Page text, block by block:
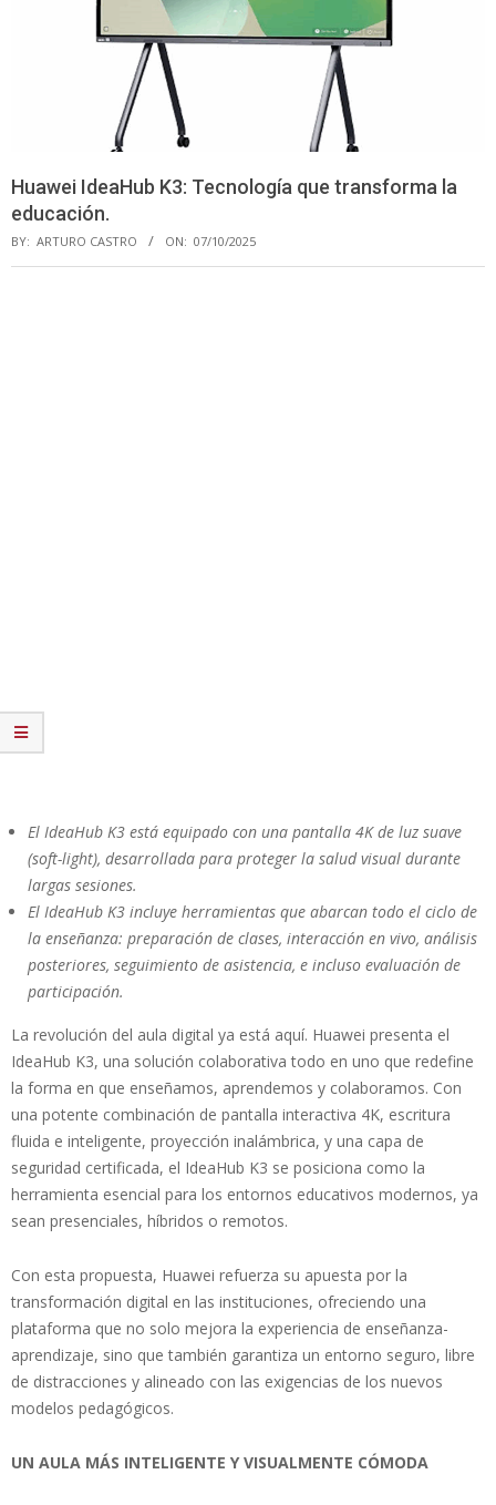
Huawei IdeaHub K3: Tecnología que transforma la
educación.
BY: ARTURO CASTRO ON: 07/10/2025
El IdeaHub K3 está equipado con una pantalla 4K de luz suave
(soft-light), desarrollada para proteger la salud visual durante
largas sesiones.
El IdeaHub K3 incluye herramientas que abarcan todo el ciclo de
la enseñanza: preparación de clases, interacción en vivo, análisis
posteriores, seguimiento de asistencia, e incluso evaluación de
participación.
La revolución del aula digital ya está aquí. Huawei presenta el
IdeaHub K3, una solución colaborativa todo en uno que redefine
la forma en que enseñamos, aprendemos y colaboramos. Con
una potente combinación de pantalla interactiva 4K, escritura
fluida e inteligente, proyección inalámbrica, y una capa de
seguridad certificada, el IdeaHub K3 se posiciona como la
herramienta esencial para los entornos educativos modernos, ya
sean presenciales, híbridos o remotos.
Con esta propuesta, Huawei refuerza su apuesta por la
transformación digital en las instituciones, ofreciendo una
plataforma que no solo mejora la experiencia de enseñanza-
aprendizaje, sino que también garantiza un entorno seguro, libre
de distracciones y alineado con las exigencias de los nuevos
modelos pedagógicos.
UN AULA MÁS INTELIGENTE Y VISUALMENTE CÓMODA